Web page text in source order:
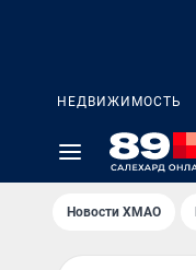
НЕДВИЖИМОСТЬ
Новости ХМАО